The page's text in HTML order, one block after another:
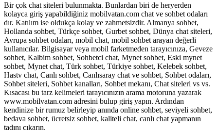
Bir çok chat siteleri bulunmakta. Bunlardan biri de heryerden
kolayca giriş yapabildiğiniz mobilvatan.com chat ve sohbet odaları
dır. Katılım ise oldukça kolay ve zahmetsizdir. Almanya sohbet,
Hollanda sohbet, Türkçe sohbet, Gurbet sohbet, Dünya chat siteleri,
Avrupa sohbet odaları, mobil chat, mobil sohbet arayan değerli
kullanıcılar. Bilgisayar veya mobil farketmeden tarayıcınıza, Geveze
sohbet, Kalbim sohbet, Sohbetci chat, Mynet sohbet, Eski mynet
sohbet, Mynet chat, Türk sohbet, Türkiye sohbet, Kelebek sohbet,
Hastv chat, Canlı sohbet, Canlısaray chat ve sohbet, Sohbet odaları,
Sohbet siteleri, Sohbet kanalları, Sohbet mekanı, Chat siteleri vs vs.
Kısacası bu tarz kelimeleri tarayıcınızın arama motoruna yazarak
www.mobilvatan.com adresini bulup giriş yapın. Ardından
kendinize bir rumuz belirleyip anında online sohbet, seviyeli sohbet,
bedava sohbet, ücretsiz sohbet, kaliteli chat, canlı chat yapmanın
tadını çıkarın.